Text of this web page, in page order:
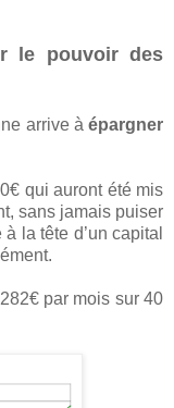
le pouvoir des
arrive à épargner
qui auront été mis
sans jamais puiser
la tête d’un capital
par mois sur 40